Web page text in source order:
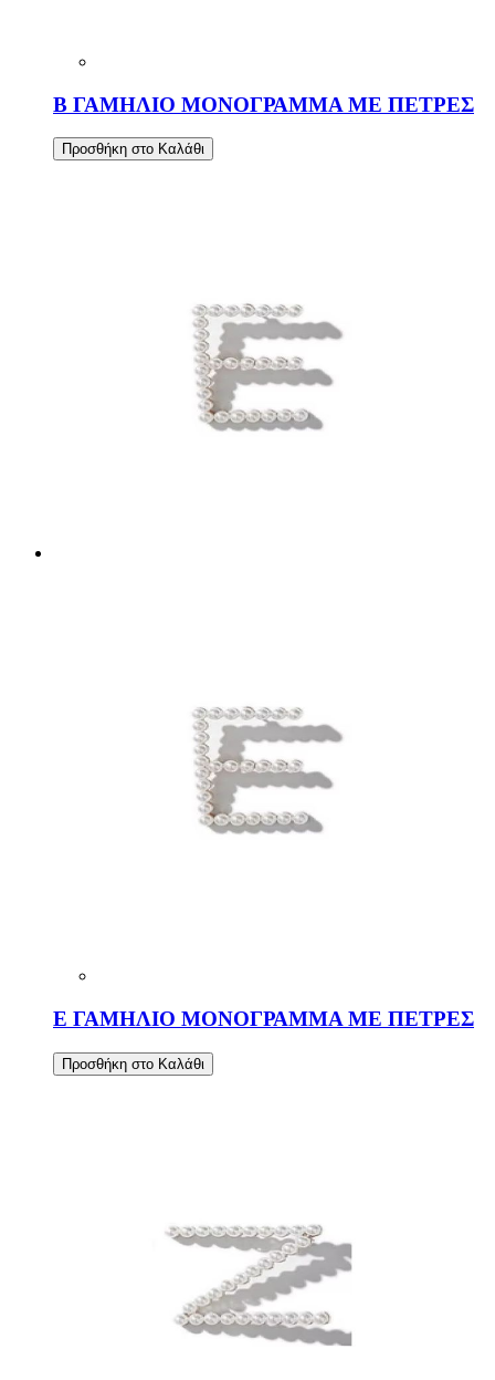
Β ΓΑΜΗΛΙΟ ΜΟΝΟΓΡΑΜΜΑ ΜΕ ΠΕΤΡΕΣ
Προσθήκη στο Καλάθι
Ε ΓΑΜΗΛΙΟ ΜΟΝΟΓΡΑΜΜΑ ΜΕ ΠΕΤΡΕΣ
Προσθήκη στο Καλάθι